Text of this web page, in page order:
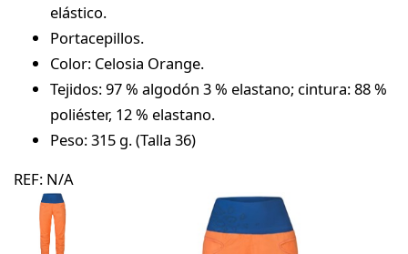
elástico.
Portacepillos.
Color: Celosia Orange.
Tejidos: 97 % algodón 3 % elastano; cintura: 88 %
poliéster, 12 % elastano.
Peso: 315 g. (Talla 36)
REF: N/A